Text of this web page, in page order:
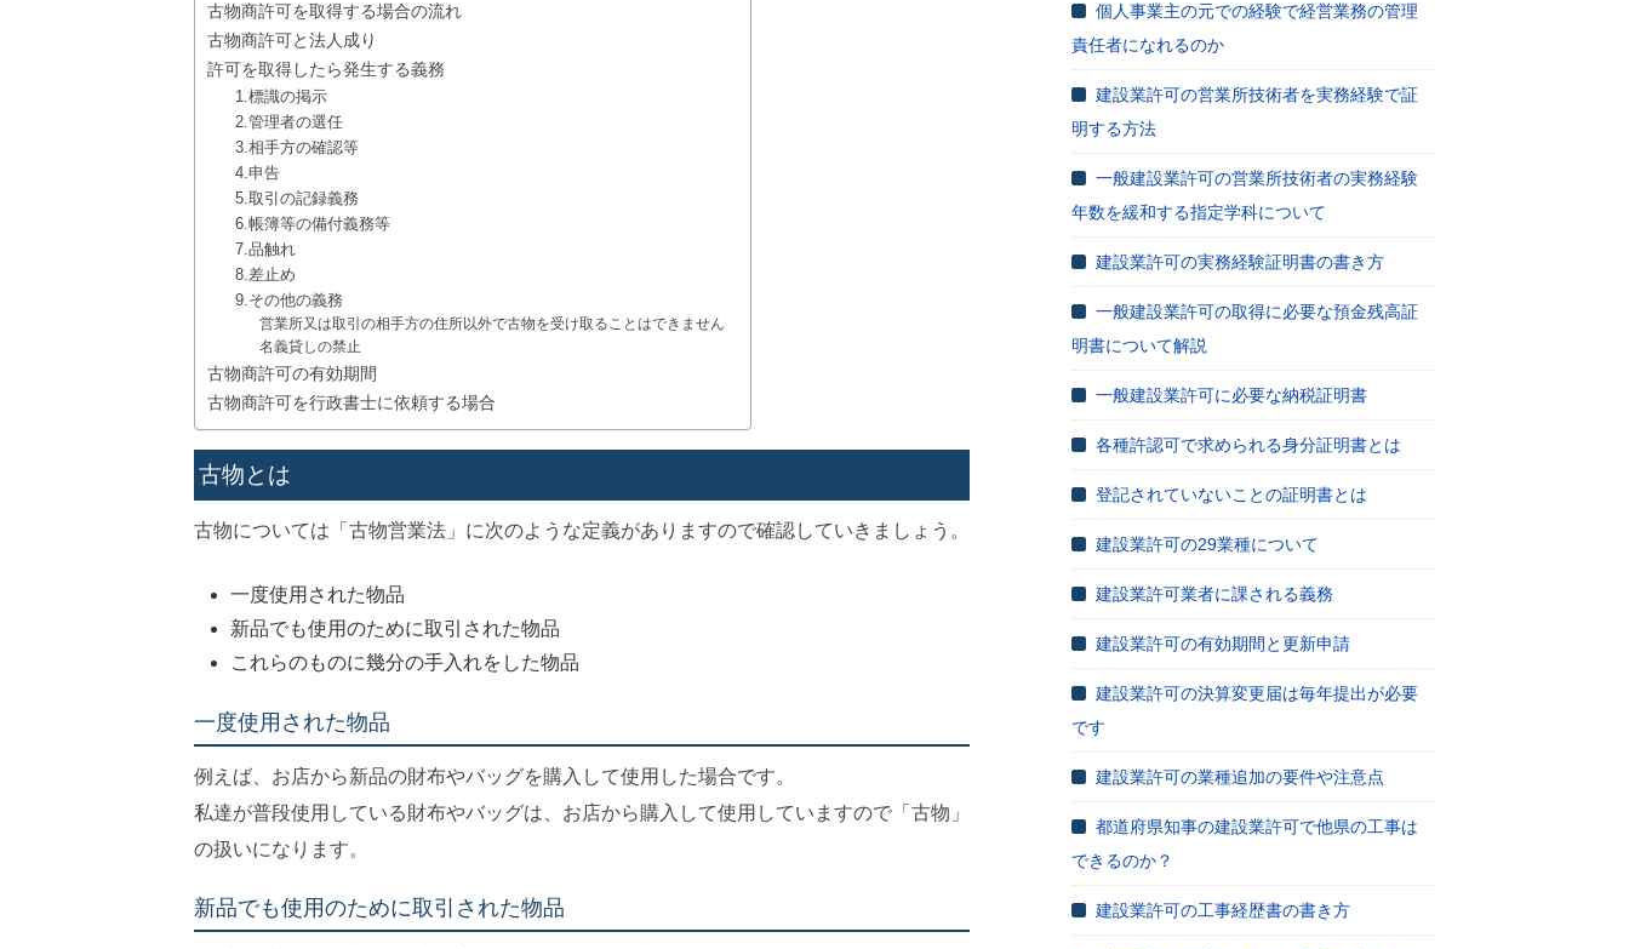
古物商許可を取得する場合の流れ
古物商許可と法人成り
許可を取得したら発生する義務
1.標識の掲示
2.管理者の選任
3.相手方の確認等
4.申告
5.取引の記録義務
6.帳簿等の備付義務等
7.品触れ
8.差止め
9.その他の義務
営業所又は取引の相手方の住所以外で古物を受け取ることはできません
名義貸しの禁止
古物商許可の有効期間
古物商許可を行政書士に依頼する場合
古物とは
古物については「古物営業法」に次のような定義がありますので確認していきましょう。
一度使用された物品
新品でも使用のために取引された物品
これらのものに幾分の手入れをした物品
一度使用された物品
例えば、お店から新品の財布やバッグを購入して使用した場合です。
私達が普段使用している財布やバッグは、お店から購入して使用していますので「古物」
の扱いになります。
新品でも使用のために取引された物品
個人事業主の元での経験で経営業務の管理
責任者になれるのか
建設業許可の営業所技術者を実務経験で証
明する方法
一般建設業許可の営業所技術者の実務経験
年数を緩和する指定学科について
建設業許可の実務経験証明書の書き方
一般建設業許可の取得に必要な預金残高証
明書について解説
一般建設業許可に必要な納税証明書
各種許認可で求められる身分証明書とは
登記されていないことの証明書とは
建設業許可の29業種について
建設業許可業者に課される義務
建設業許可の有効期間と更新申請
建設業許可の決算変更届は毎年提出が必要
です
建設業許可の業種追加の要件や注意点
都道府県知事の建設業許可で他県の工事は
できるのか？
建設業許可の工事経歴書の書き方